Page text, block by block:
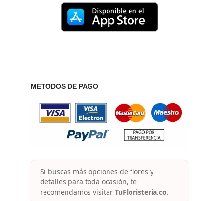
METODOS DE PAGO
Si buscas más opciones de flores y
detalles para toda ocasión, te
recomendamos visitar TuFloristeria.co.